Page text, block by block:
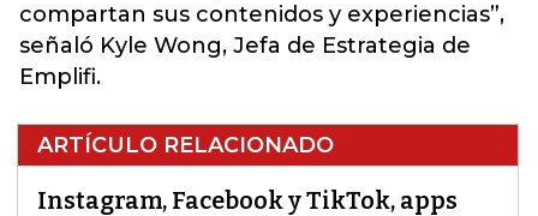
compartan sus contenidos y experiencias”,
señaló Kyle Wong, Jefa de Estrategia de
Emplifi.
ARTÍCULO RELACIONADO
Instagram, Facebook y TikTok, apps